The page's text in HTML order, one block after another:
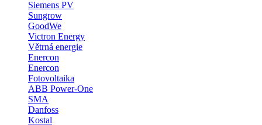
Siemens PV
Sungrow
GoodWe
Victron Energy
Větrná energie
Enercon
Enercon
Fotovoltaika
ABB Power-One
SMA
Danfoss
Kostal